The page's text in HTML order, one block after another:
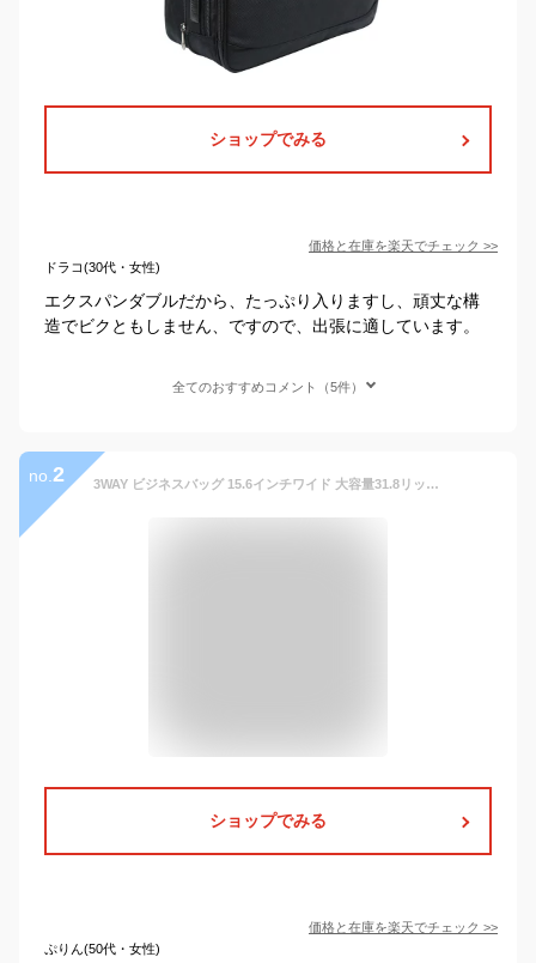
ショップでみる
価格と在庫を楽天でチェック >>
ドラコ(30代・女性)
エクスパンダブルだから、たっぷり入りますし、頑丈な構
造でビクともしません、ですので、出張に適しています。
全てのおすすめコメント（5件）
no. 2 3WAY ビジネスバッグ 15.6インチワイド 大容量31.8リットル 手提げ・ショルダー・リュックの3WAY 2〜3日出張もできる大容量 A4書類収納可 パソコンバッグ ビジネスリュック メンズ 大人 仕事用 ブリーフケース
ショップでみる
価格と在庫を楽天でチェック >>
ぷりん(50代・女性)